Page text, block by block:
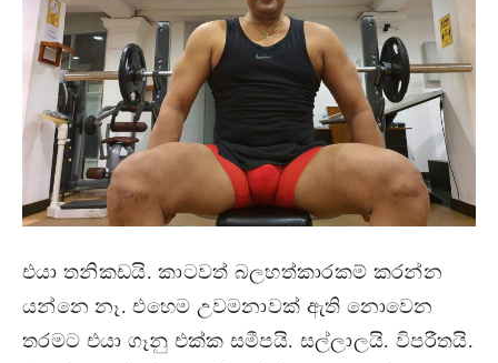
එයා තනිකඩයි. කාටවත් බලහත්කාරකම් කරන්න
යන්නෙ නෑ. එහෙම උවමනාවක් ඇති නොවෙන
තරමට එයා ගෑනු එක්ක සමීපයි. සල්ලාලයි. විපරීතයි.